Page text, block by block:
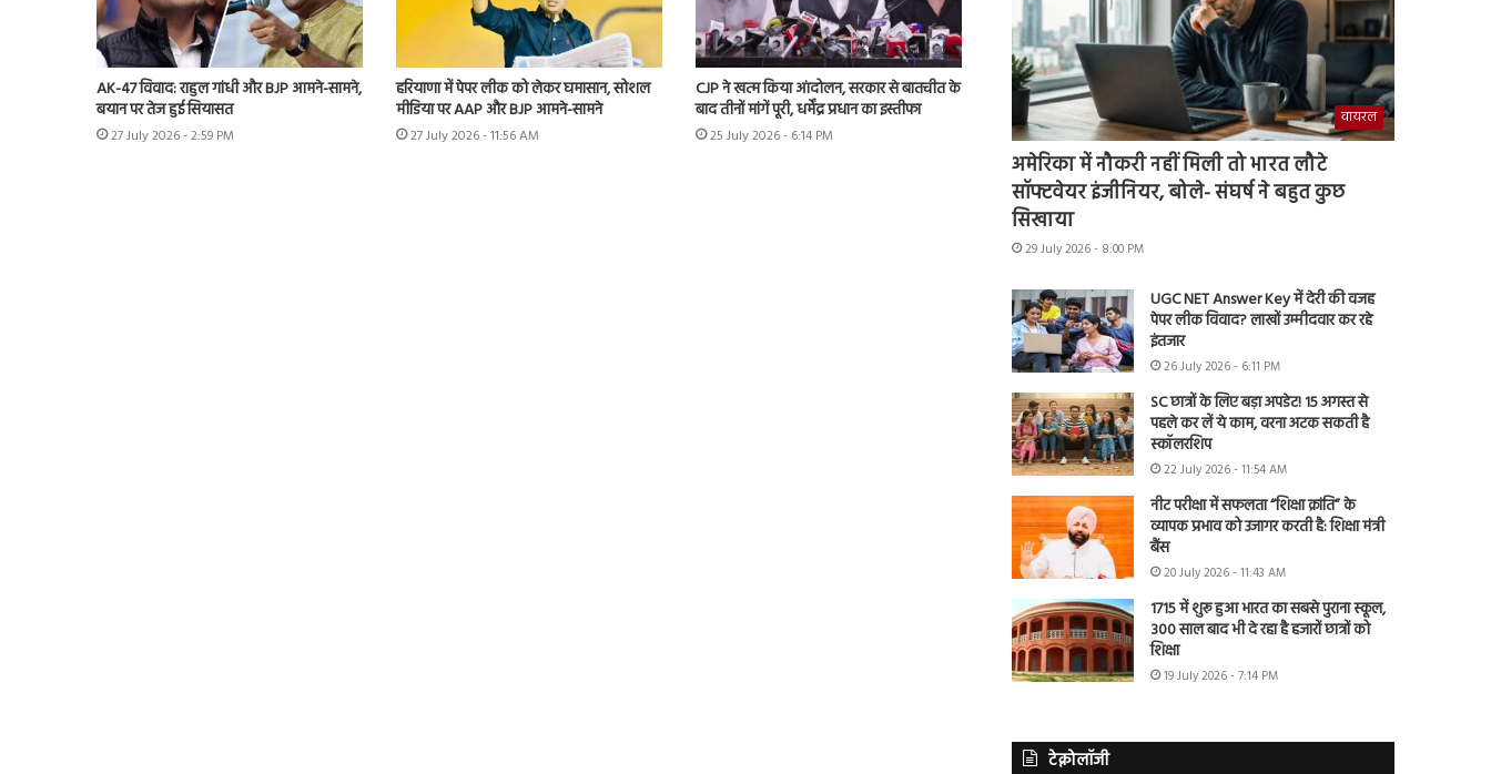
AK-47 विवाद: राहुल गांधी और BJP आमने-सामने,
बयान पर तेज हुई सियासत
27 July 2026 - 2:59 PM
हरियाणा में पेपर लीक को लेकर घमासान, सोशल
मीडिया पर AAP और BJP आमने-सामने
27 July 2026 - 11:56 AM
CJP ने खत्म किया आंदोलन, सरकार से बातचीत के
बाद तीनों मांगें पूरी, धर्मेंद्र प्रधान का इस्तीफा
25 July 2026 - 6:14 PM
वायरल
अमेरिका में नौकरी नहीं मिली तो भारत लौटे
सॉफ्टवेयर इंजीनियर, बोले- संघर्ष ने बहुत कुछ
सिखाया
29 July 2026 - 8:00 PM
UGC NET Answer Key में देरी की वजह
पेपर लीक विवाद? लाखों उम्मीदवार कर रहे
इंतजार
26 July 2026 - 6:11 PM
SC छात्रों के लिए बड़ा अपडेट! 15 अगस्त से
पहले कर लें ये काम, वरना अटक सकती है
स्कॉलरशिप
22 July 2026 - 11:54 AM
नीट परीक्षा में सफलता “शिक्षा क्रांति” के
व्यापक प्रभाव को उजागर करती है: शिक्षा मंत्री
बैंस
20 July 2026 - 11:43 AM
1715 में शुरू हुआ भारत का सबसे पुराना स्कूल,
300 साल बाद भी दे रहा है हजारों छात्रों को
शिक्षा
19 July 2026 - 7:14 PM
टेक्नोलॉजी